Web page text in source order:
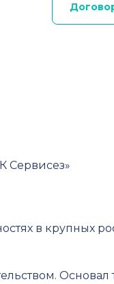
Сервисез»
в крупных